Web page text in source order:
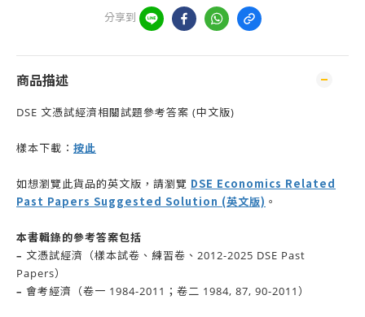
分享到
商品描述
DSE 文憑試經濟相關試題參考答案 (中文版)
樣本下載： 按此
如想瀏覽此貨品的英文版，請瀏覽 DSE Economics Related
Past Papers Suggested Solution (英文版) 。
本書輯錄的參考答案包括
– 文憑試經濟（樣本試卷、練習卷、2012-2025 DSE Past
Papers）
– 會考經濟（卷一 1984-2011；卷二 1984, 87, 90-2011）